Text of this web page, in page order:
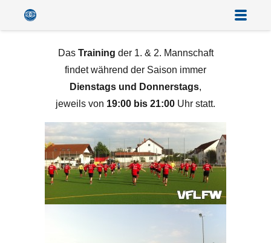
Das Training der 1. & 2. Mannschaft
findet während der Saison immer
Dienstags und Donnerstags,
jeweils von 19:00 bis 21:00 Uhr statt.